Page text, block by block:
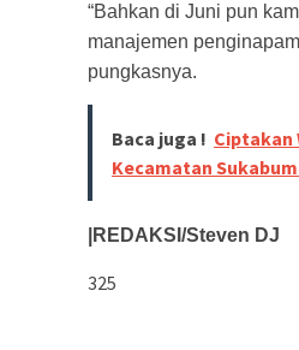
“Bahkan di Juni pun
manajemen
pungkasnya.
Baca juga ! Ciptakan
Kecamatan
|REDAKSI/Steven DJ
325